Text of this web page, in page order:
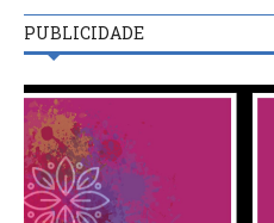
PUBLICIDADE